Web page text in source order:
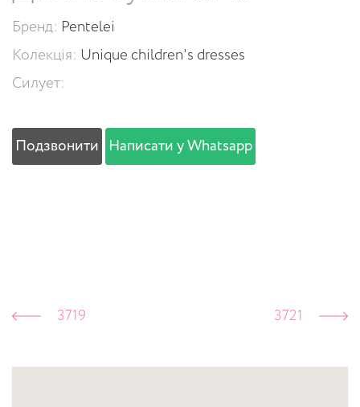
Бренд: Pentelei
Колекція: Unique children's dresses
Силует:
Подзвонити Написати у Whatsapp
3719 3721